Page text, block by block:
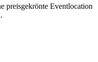
preisgekrönte Eventlocation